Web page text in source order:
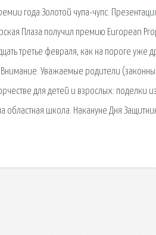
года Золотой чупа-чупс.
Плаза получил премию European
третье февраля, как на пороге уже
Уважаемые родители
для детей и взрослых: поделки
школа. Накануне Дня